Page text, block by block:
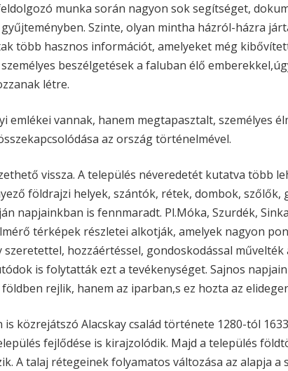
munka során nagyon sok segítséget,
Szinte, olyan mintha házról-házra
több hasznos információt, amelyeket még
beszélgetések a faluban élő
létre.
emlékei vannak, hanem megtapasztalt, személyes
az ország történelmével.
vissza. A település néveredetét kutatva több
földrajzi helyek, szántók, rétek, dombok,
napjainkban is fennmaradt. Pl.Móka, Szurdék,
térképek részletei alkotják, amelyek nagyon
hozzáértéssel, gondoskodással
is folytatták ezt a tevékenységet. Sajnos
rejlik, hanem az iparban,s ez hozta az
közrejátszó Alacskay család története 1280-tól
fejlődése is kirajzolódik. Majd a település
A talaj rétegeinek folyamatos változása az alapja